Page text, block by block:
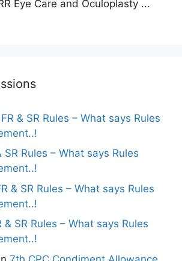
Eye Care and Oculoplasty ...
FR & SR Rules – What says Rules
SR Rules – What says Rules
& SR Rules – What says Rules
& SR Rules – What says Rules